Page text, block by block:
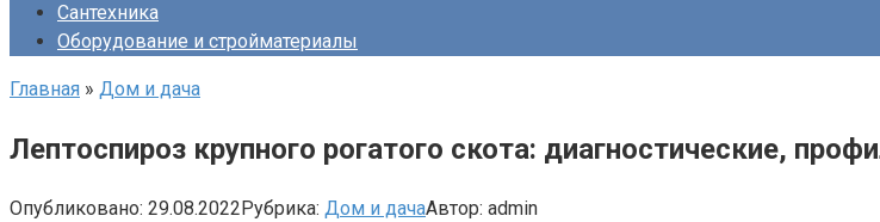
Сантехника
Оборудование и стройматериалы
Главная » Дом и дача
Лептоспироз крупного рогатого скота: диагностические,
Опубликовано: 29.08.2022Рубрика: Дом и дачаАвтор: admin